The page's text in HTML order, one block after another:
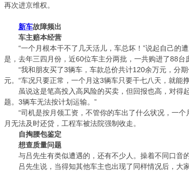
再次进京维权。
新车故障频出
车主赔本经营
“一个月根本干不了几天活儿，车总坏！”说起自己的遭
是，去年三四月份，近60位车主分两批，一共购进了88台
“我和朋友买了3辆车，车款总价共计120余万元，分期
元。“车况只要正常，一个月这3辆车只要干七八天，就能
虽说这是笔高投入高风险的买卖，但回报也高，对得
题。3辆车无法按计划运输。”
“司机是按月领工资，不管你的车出了什么状况，一个
月无法及时还贷，工程车被法院强制收走。
自掏腰包鉴定
想查质量问题
与吕先生有类似遭遇的，还有不少人。操着不同口音的
吕先生说，当得知其他车主也出现了同样情况后，大家